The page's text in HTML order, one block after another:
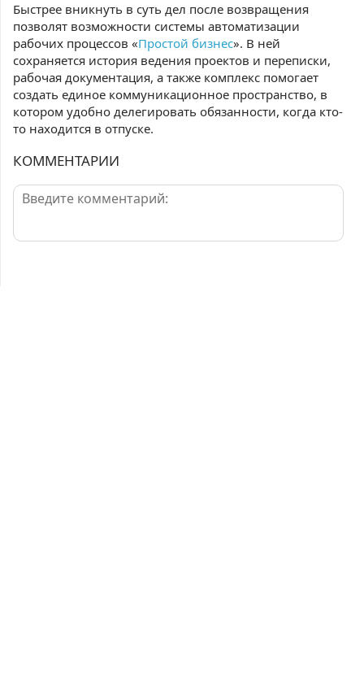
Быстрее вникнуть в суть дел после возвращения
позволят возможности системы автоматизации
рабочих процессов «Простой бизнес». В ней
сохраняется история ведения проектов и переписки,
рабочая документация, а также комплекс помогает
создать единое коммуникационное пространство, в
котором удобно делегировать обязанности, когда кто-
то находится в отпуске.
КОММЕНТАРИИ